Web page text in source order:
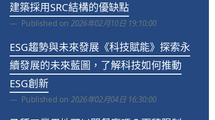
建築採用SRC結構的優缺點
Published on 2026年02月10日 19:10:00
ESG趨勢與未來發展《科技賦能》探索永
續發展的未來藍圖，了解科技如何推動
ESG創新
Published on 2026年02月04日 16:30:00